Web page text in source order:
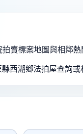
賣標案地圖與相鄰
西湖鄉法拍屋查詢